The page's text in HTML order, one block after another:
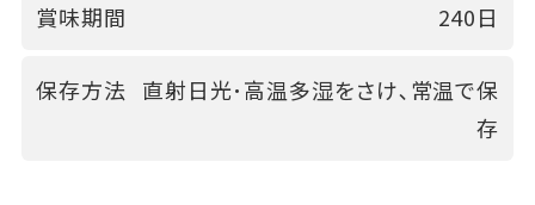
賞味期間 240日
保存方法
直射日光･高温多湿をさけ､常温で保
存